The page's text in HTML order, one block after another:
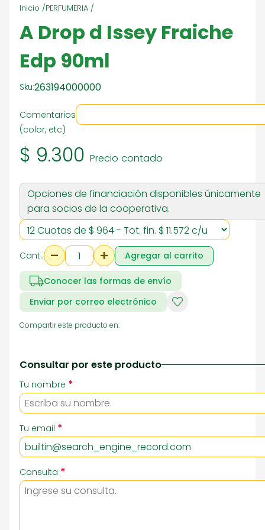
Inicio /PERFUMERIA /
A Drop d Issey Fraiche
Edp 90ml
Sku:263194000000
Comentarios
(color, etc)
$ 9.300 Precio contado
Opciones de financiación disponibles únicamente
para socios de la cooperativa.
Cant.: Agregar al carrito
Conocer las formas de envío
Enviar por correo electrónico
Compartir este producto en:
Consultar por este producto
Tu nombre *
Tu email *
Consulta *